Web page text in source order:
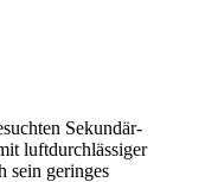
Sekundär-
luftdurchlässiger
sein geringes